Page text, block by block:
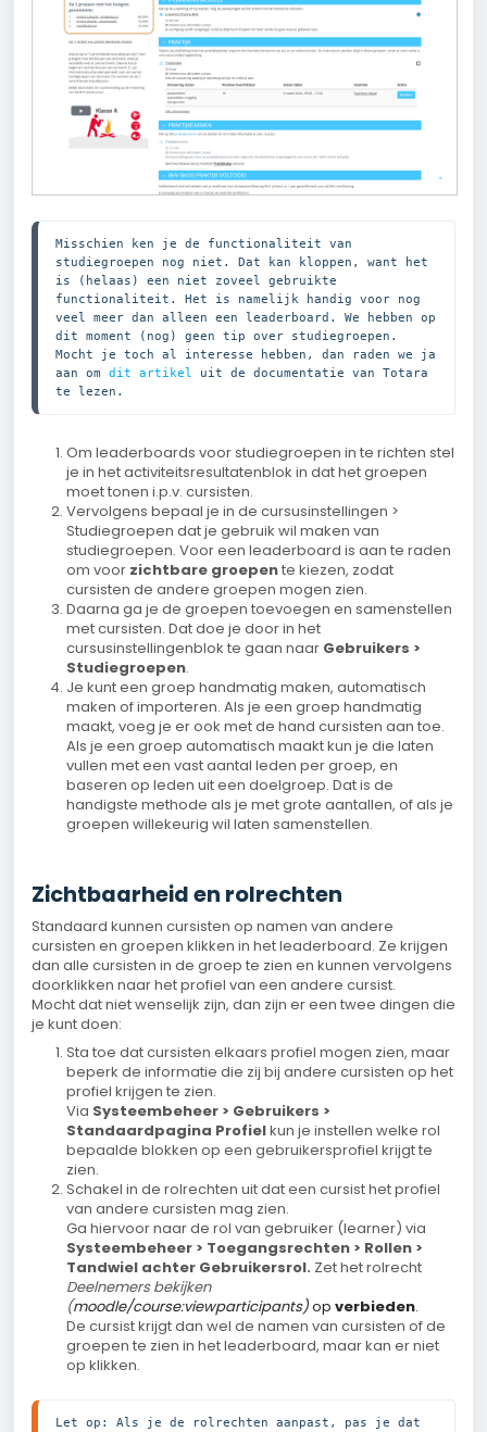
Misschien ken je de functionaliteit van
studiegroepen nog niet. Dat kan kloppen, want het
is (helaas) een niet zoveel gebruikte
functionaliteit. Het is namelijk handig voor nog
veel meer dan alleen een leaderboard. We hebben op
dit moment (nog) geen tip over studiegroepen.
Mocht je toch al interesse hebben, dan raden we ja
aan om dit artikel
uit de documentatie van Totara
te lezen.
Om leaderboards voor studiegroepen in te richten stel
je in het activiteitsresultatenblok in dat het groepen
moet tonen i.p.v. cursisten.
Vervolgens bepaal je in de cursusinstellingen >
Studiegroepen dat je gebruik wil maken van
studiegroepen. Voor een leaderboard is aan te raden
om voor zichtbare groepente kiezen, zodat
cursisten de andere groepen mogen zien.
Daarna ga je de groepen toevoegen en samenstellen
met cursisten. Dat doe je door in het
cursusinstellingenblok te gaan naar Gebruikers >
Studiegroepen.
Je kunt een groep handmatig maken, automatisch
maken of importeren. Als je een groep handmatig
maakt, voeg je er ook met de hand cursisten aan toe.
Als je een groep automatisch maakt kun je die laten
vullen met een vast aantal leden per groep, en
baseren op leden uit een doelgroep. Dat is de
handigste methode als je met grote aantallen, of als je
groepen willekeurig wil laten samenstellen.
Zichtbaarheid en rolrechten
Standaard kunnen cursisten op namen van andere
cursisten en groepen klikken in het leaderboard. Ze krijgen
dan alle cursisten in de groep te zien en kunnen vervolgens
doorklikken naar het profiel van een andere cursist.
Mocht dat niet wenselijk zijn, dan zijn er een twee dingen die
je kunt doen:
Sta toe dat cursisten elkaars profiel mogen zien, maar
beperk de informatie die zij bij andere cursisten op het
profiel krijgen te zien.
Via Systeembeheer > Gebruikers >
Standaardpagina Profielkun je instellen welke rol
bepaalde blokken op een gebruikersprofiel krijgt te
zien.
Schakel in de rolrechten uit dat een cursist het profiel
van andere cursisten mag zien.
Ga hiervoor naar de rol van gebruiker (learner) via
Systeembeheer > Toegangsrechten > Rollen >
Tandwiel achter Gebruikersrol. Zet het rolrecht
Deelnemers bekijken
(moodle/course:viewparticipants)op verbieden.
De cursist krijgt dan wel de namen van cursisten of de
groepen te zien in het leaderboard, maar kan er niet
op klikken.
Let op: Als je de rolrechten aanpast, pas je dat